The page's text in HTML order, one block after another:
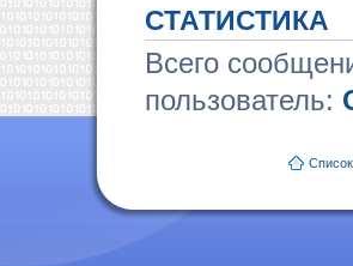
СТАТИСТИКА
Всего
пользователь: